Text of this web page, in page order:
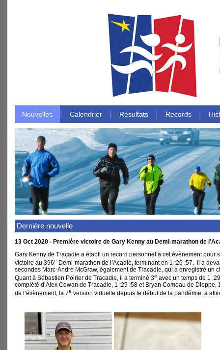
Nouvelles Calendrier Résultats Records
Dernière nouvelle
13 Oct 2020 - Première victoire de Gary Kenny au Demi-marathon de
Gary Kenny de Tracadie a établi un record personnel à cet évènement pour
victoire au 396e Demi-marathon de l’Acadie, terminant en 1 :26 :57. Il a
secondes Marc-André McGraw, également de Tracadie, qui a enregistré un
Quant à Sébastien Poirier de Tracadie, il a terminé 3e avec un temps de 1
complété d’Alex Cowan de Tracadie, 1 :29 :58 et Bryan Comeau de
de l’évènement, la 7e version virtuelle depuis le début de la pandémie, a